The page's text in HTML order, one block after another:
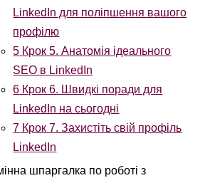
LinkedIn для поліпшення вашого
профілю
5 Крок 5. Анатомія ідеального
SEO в LinkedIn
6 Крок 6. Швидкі поради для
LinkedIn на сьогодні
7 Крок 7. Захистіть свій профіль
LinkedIn
шпаргалка по роботі з